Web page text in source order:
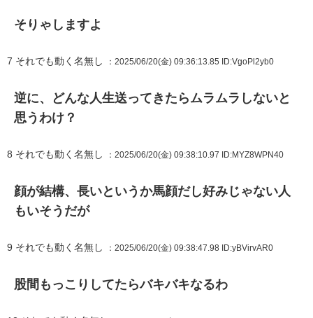
そりゃしますよ
7 それでも動く名無し ：2025/06/20(金) 09:36:13.85 ID:VgoPl2yb0
逆に、どんな人生送ってきたらムラムラしないと
思うわけ？
8 それでも動く名無し ：2025/06/20(金) 09:38:10.97 ID:MYZ8WPN40
顔が結構、長いというか馬顔だし好みじゃない人
もいそうだが
9 それでも動く名無し ：2025/06/20(金) 09:38:47.98 ID:yBVirvAR0
股間もっこりしてたらバキバキなるわ